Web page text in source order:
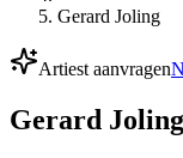
Gerard Joling
Artiest aanvragen
Gerard Joling